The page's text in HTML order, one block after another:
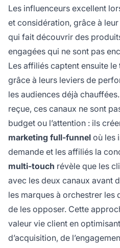
Les influenceurs excellent
et considération, grâce à
qui fait découvrir des
engagées qui ne sont pas
Les affiliés captent ensuite le
grâce à leurs leviers de
les audiences déjà
reçue, ces canaux ne sont
budget ou l’attention : ils
marketing full-funnel où les
demande et les affiliés la
multi-touch révèle que les
avec les deux canaux avant
les marques à orchestrer les
de les opposer. Cette
valeur vie client en
d’acquisition, de